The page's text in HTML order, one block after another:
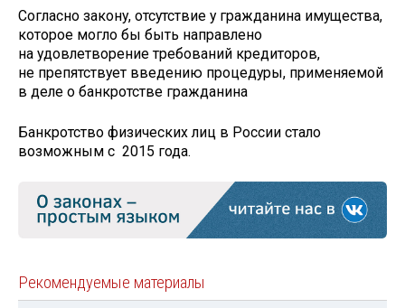
Согласно закону, отсутствие у гражданина имущества,
которое могло бы быть направлено
на удовлетворение требований кредиторов,
не препятствует введению процедуры, применяемой
в деле о банкротстве гражданина
Банкротство физических лиц в России стало
возможным с 2015 года.
Рекомендуемые материалы